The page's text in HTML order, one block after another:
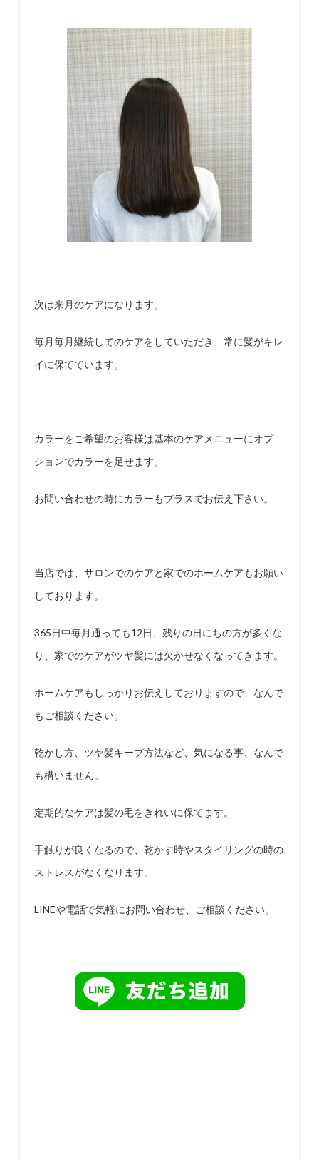
次は来月のケアになります。
毎月毎月継続してのケアをしていただき、常に髪がキレ
イに保てています。
カラーをご希望のお客様は基本のケアメニューにオプ
ションでカラーを足せます。
お問い合わせの時にカラーもプラスでお伝え下さい。
当店では、サロンでのケアと家でのホームケアもお願い
しております。
365日中毎月通っても12日、残りの日にちの方が多くな
り、家でのケアがツヤ髪には欠かせなくなってきます。
ホームケアもしっかりお伝えしておりますので、なんで
もご相談ください。
乾かし方、ツヤ髪キープ方法など、気になる事、なんで
も構いません。
定期的なケアは髪の毛をきれいに保てます。
手触りが良くなるので、乾かす時やスタイリングの時の
ストレスがなくなります。
LINEや電話で気軽にお問い合わせ、ご相談ください。